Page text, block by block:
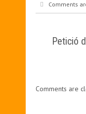
Comments
Petició
Comments are